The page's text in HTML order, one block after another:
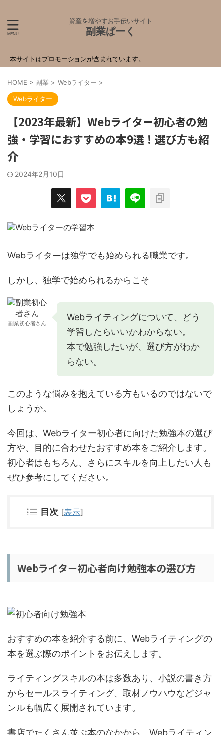
資産を増やすお手伝いサイト
副業ぱーく
本サイトはプロモーションが含まれています。
HOME > 副業 > Webライター >
Webライター
【2023年最新】Webライター初心者の勉
強・学習におすすめの本9選！選び方も紹
介
2024年2月10日
Webライターは独学でも始められる職業です。
しかし、独学で始められるからこそ
副業初心者さん
Webライティングについて、どう
学習したらいいかわからない。
本で勉強したいが、選び方がわか
らない。
このような悩みを抱えている方もいるのではないで
しょうか。
今回は、Webライター初心者に向けた勉強本の選び
方や、目的に合わせたおすすめ本をご紹介します。
初心者はもちろん、さらにスキルを向上したい人も
ぜひ参考にしてください。
目次 [表示]
Webライター初心者向け勉強本の選び方
おすすめの本を紹介する前に、Webライティングの
本を選ぶ際のポイントをお伝えします。
ライティングスキルの本は多数あり、小説の書き方
からセールスライティング、取材ノウハウなどジャ
ンルも幅広く展開されています。
書店でたくさん並ぶ本のなかから、Webライティン